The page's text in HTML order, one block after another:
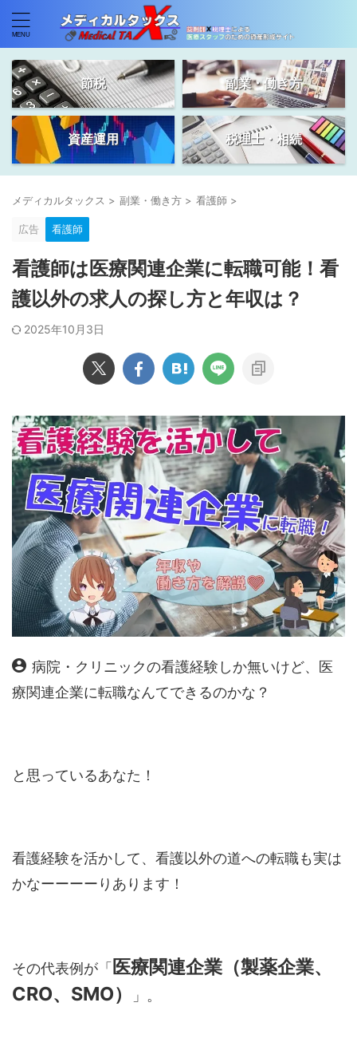
節税 副業・働き方
資産運用 税理士・相続
メディカルタックス > 副業・働き方 > 看護師 >
広告 看護師
看護師は医療関連企業に転職可能！看
護以外の求人の探し方と年収は？
2025年10月3日
病院・クリニックの看護経験しか無いけど、医
療関連企業に転職なんてできるのかな？
と思っているあなた！
看護経験を活かして、看護以外の道への転職も実は
かなーーーーりあります！
その代表例が「 医療関連企業（製薬企業、
CRO、SMO）
」。